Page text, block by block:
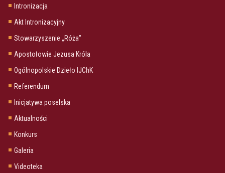
Intronizacja
Akt Intronizacyjny
Stowarzyszenie „Róża"
Apostołowie Jezusa Króla
Ogólnopolskie Dzieło IJChK
Referendum
Inicjatywa poselska
Aktualności
Konkurs
Galeria
Videoteka